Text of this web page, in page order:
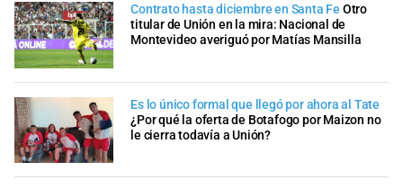
Contrato hasta diciembre en Santa Fe Otro
titular de Unión en la mira: Nacional de
Montevideo averiguó por Matías Mansilla
Es lo único formal que llegó por ahora al Tate
¿Por qué la oferta de Botafogo por Maizon no
le cierra todavía a Unión?